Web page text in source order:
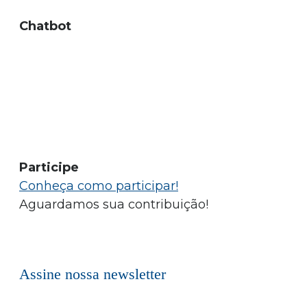
Chatbot
Participe
Conheça como participar!
Aguardamos sua contribuição!
Assine nossa newsletter